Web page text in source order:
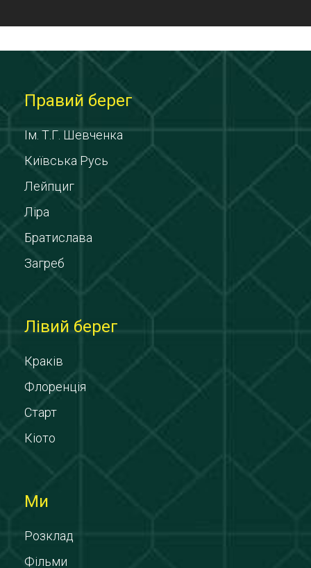
Правий берег
Ім. Т.Г. Шевченка
Київська Русь
Лейпциг
Ліра
Братислава
Загреб
Лівий берег
Краків
Флоренція
Старт
Кіото
Ми
Розклад
Фільми